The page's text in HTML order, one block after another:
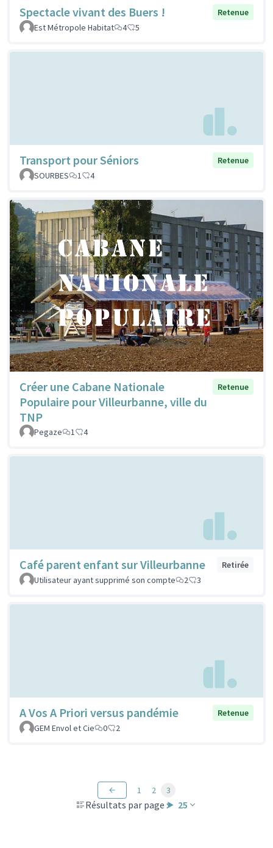
Spectacle vivant des Buers !
Retenue
Est Métropole Habitat
4 5
Transport pour Séniors
Retenue
SOURBES
1 4
Créer une Cabane Nationale
Populaire pour Villeurbanne, ville du
TNP
Retenue
Pegaze 1 4
Café parent enfant sur Villeurbanne
Retirée
Utilisateur ayant supprimé son compte
2 3
A Vos A Priori versus pandémie
Retenue
GEM Envol et Cie
0 2
Résultats par page : 25
1 2 3